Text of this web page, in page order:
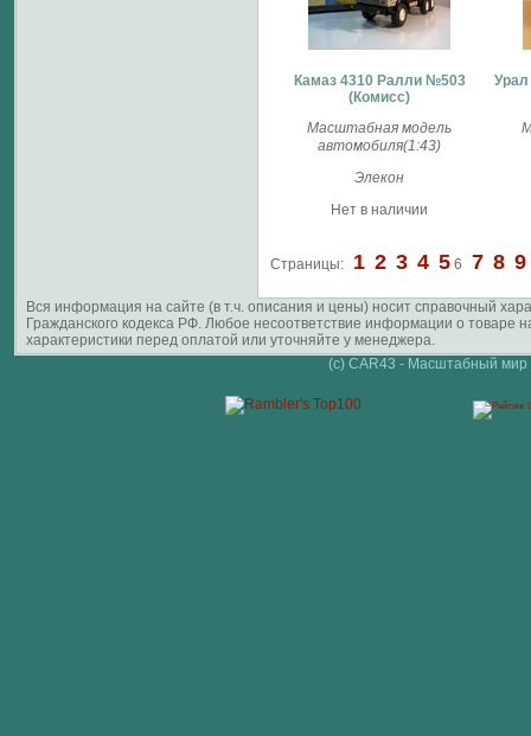
Камаз 4310 Ралли №503
(Комисс)
Масштабная модель
автомобиля(1:43)
Элекон
Нет в наличии
Урал
Страницы: 1 2 3 4 5 6 7 8 9
Вся информация на сайте (в т.ч. описания и цены) носит справочный
Гражданского кодекса РФ. Любое несоответствие информации о
характеристики перед оплатой или уточняйте у менеджера.
(c) CAR43 - Масштабный мир